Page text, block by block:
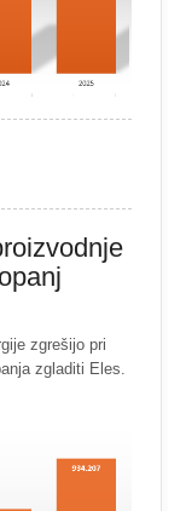
zgrešijo pri
zgladiti Eles.